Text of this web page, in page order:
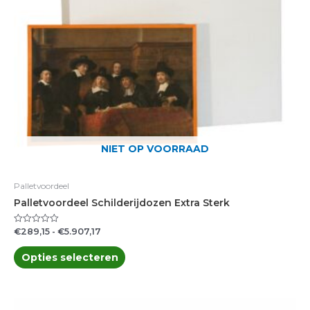
NIET OP VOORRAAD
Palletvoordeel
Palletvoordeel Schilderijdozen Extra Sterk
Gewaardeerd
uit
5
€289,15 - €5.907,17
Opties selecteren
op
de
productpagina